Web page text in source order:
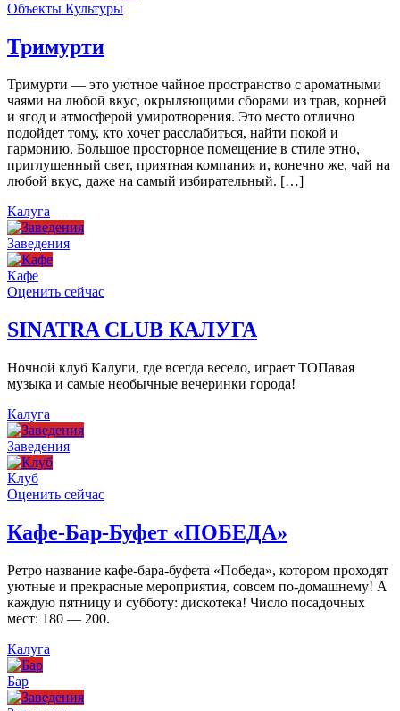
Объекты Культуры
Тримурти
Тримурти — это уютное чайное пространство с ароматными
чаями на любой вкус, окрыляющими сборами из трав, корней
и ягод и атмосферой умиротворения. Это место отлично
подойдет тому, кто хочет расслабиться, найти покой и
гармонию. Большое просторное помещение в стиле этно,
приглушенный свет, приятная компания и, конечно же, чай на
любой вкус, даже на самый избирательный. […]
Калуга
Заведения
Кафе
Оценить сейчас
SINATRA CLUB КАЛУГА
Ночной клуб Калуги, где всегда весело, играет ТОПавая
музыка и самые необычные вечеринки города!
Калуга
Заведения
Клуб
Оценить сейчас
Кафе-Бар-Буфет «ПОБЕДА»
Ретро название кафе-бара-буфета «Победа», котором проходят
уютные и прекрасные мероприятия, совсем по-домашнему! А
каждую пятницу и субботу: дискотека! Число посадочных
мест: 180 — 200.
Калуга
Бар